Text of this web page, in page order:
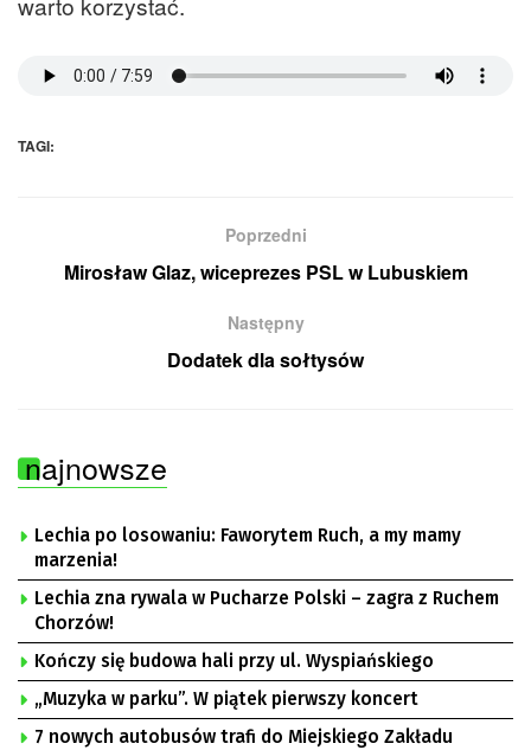
TAGI:
Poprzedni
Mirosław Glaz, wiceprezes PSL w Lubuskiem
Następny
Dodatek dla sołtysów
najnowsze
Lechia po losowaniu: Faworytem Ruch, a my mamy
marzenia!
Lechia zna rywala w Pucharze Polski – zagra z Ruchem
Chorzów!
Kończy się budowa hali przy ul. Wyspiańskiego
„Muzyka w parku”. W piątek pierwszy koncert
7 nowych autobusów trafi do Miejskiego Zakładu